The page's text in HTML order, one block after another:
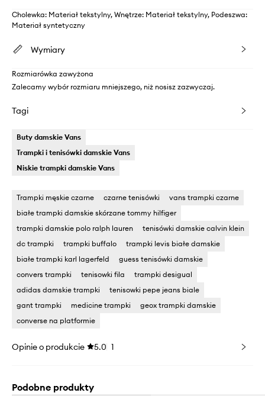
Cholewka: Materiał tekstylny, Wnętrze: Materiał tekstylny, Podeszwa:
Materiał syntetyczny
Wymiary
Rozmiarówka zawyżona
Zalecamy wybór rozmiaru mniejszego, niż nosisz zazwyczaj.
Tagi
Buty damskie Vans
Trampki i tenisówki damskie Vans
Niskie trampki damskie Vans
Trampki męskie czarne czarne tenisówki
vans trampki czarne
białe trampki damskie skórzane tommy hilfiger
trampki damskie polo ralph lauren
tenisówki damskie calvin klein
dc trampki
trampki buffalo
trampki levis białe damskie
białe trampki karl lagerfeld
guess tenisówki damskie
convers trampki
tenisowki fila
trampki desigual
adidas damskie trampki
tenisowki pepe jeans biale
gant trampki
medicine trampki
geox trampki damskie
converse na platformie
Opinie o produkcie 5.0 1
Podobne produkty